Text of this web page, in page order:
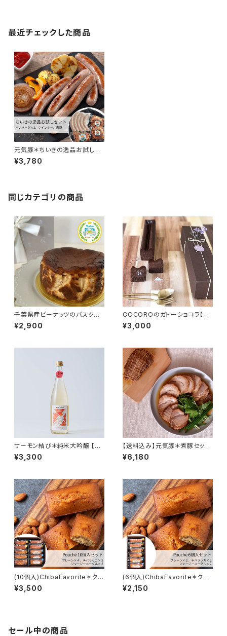
最近チェックした商品
元気豚＊ちいきの逸品お試しセ
ット(3種4品)【ジェリービーン
ズ】
¥3,780
同じカテゴリの商品
千葉県産ピーナッツのバスクチ
ーズケーキ【菓子屋mofu】
¥2,900
COCOROのガトーショコラ【お
菓子工房COCORO】
¥3,000
サーモン結び＊純米大吟醸 【宮
崎酒造店】
¥3,300
【送料込み】元気豚＊煮豚セット
(5個入)【ジェリービーンズ】
¥6,180
(10個入)ChibaFavorite＊クラ
フトフィナンシェPouché-プー
シェ-【新風堂】
¥3,500
(6個入)ChibaFavorite＊クラ
フトフィナンシェPouché-プー
シェ-【新風堂】
¥2,150
セール中の商品